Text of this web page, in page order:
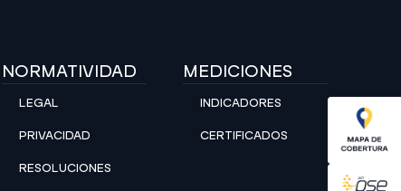
NORMATIVIDAD
LEGAL
PRIVACIDAD
RESOLUCIONES
MEDICIONES
INDICADORES
CERTIFICADOS